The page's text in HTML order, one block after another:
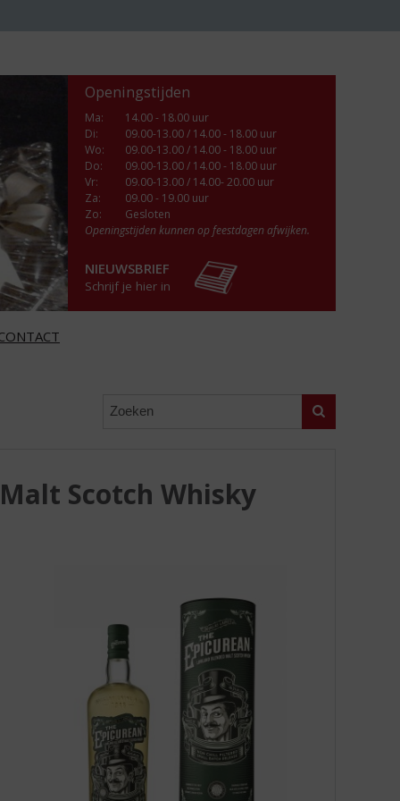
Openingstijden
Ma:
14.00 - 18.00 uur
Di:
09.00-13.00 / 14.00 - 18.00 uur
Wo:
09.00-13.00 / 14.00 - 18.00 uur
Do:
09.00-13.00 / 14.00 - 18.00 uur
Vr:
09.00-13.00 / 14.00- 20.00 uur
Za:
09.00 - 19.00 uur
Zo:
Gesloten
Openingstijden kunnen op feestdagen afwijken.
NIEUWSBRIEF
Schrijf je hier in
Zoeken
Scotch Whisky